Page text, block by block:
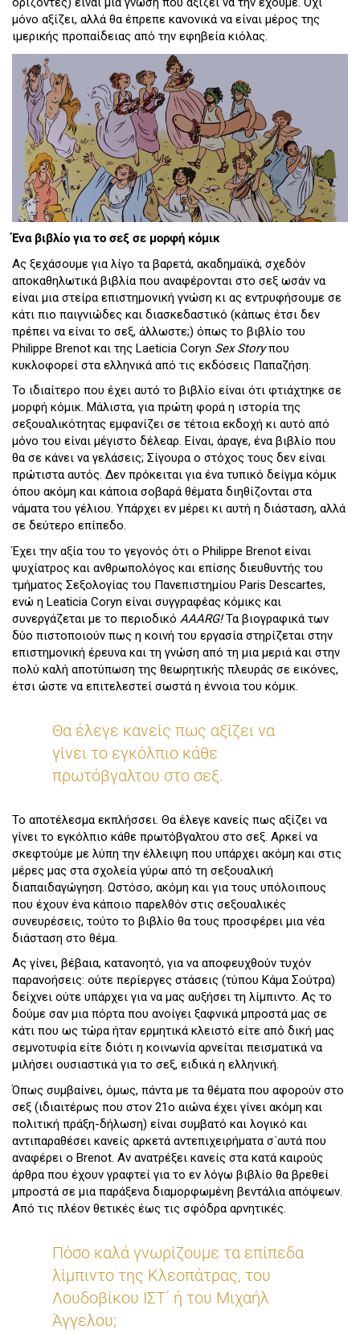
μόνο αξίζει, αλλά θα έπρεπε κανονικά να είναι μέρος της
ιμερικής προπαίδειας από την εφηβεία κιόλας.
Ένα βιβλίο για το σεξ σε μορφή κόμικ
Ας ξεχάσουμε για λίγο τα βαρετά, ακαδημαϊκά, σχεδόν
αποκαθηλωτικά βιβλία που αναφέρονται στο σεξ ωσάν να
είναι μια στείρα επιστημονική γνώση κι ας εντρυφήσουμε σε
κάτι πιο παιγνιώδες και διασκεδαστικό (κάπως έτσι δεν
πρέπει να είναι το σεξ, άλλωστε;) όπως το βιβλίο του
Philippe Brenot και της Laeticia Coryn Sex Storyπου
κυκλοφορεί στα ελληνικά από τις εκδόσεις Παπαζήση.
Το ιδιαίτερο που έχει αυτό το βιβλίο είναι ότι φτιάχτηκε σε
μορφή κόμικ. Μάλιστα, για πρώτη φορά η ιστορία της
σεξουαλικότητας εμφανίζει σε τέτοια εκδοχή κι αυτό από
μόνο του είναι μέγιστο δέλεαρ. Είναι, άραγε, ένα βιβλίο που
θα σε κάνει να γελάσεις; Σίγουρα ο στόχος τους δεν είναι
πρώτιστα αυτός. Δεν πρόκειται για ένα τυπικό δείγμα κόμικ
όπου ακόμη και κάποια σοβαρά θέματα διηθίζονται στα
νάματα του γέλιου. Υπάρχει εν μέρει κι αυτή η διάσταση, αλλά
σε δεύτερο επίπεδο.
Έχει την αξία του το γεγονός ότι ο Philippe Brenot είναι
ψυχίατρος και ανθρωπολόγος και επίσης διευθυντής του
τμήματος Σεξολογίας του Πανεπιστημίου Paris Descartes,
ενώ η Leaticia Coryn είναι συγγραφέας κόμικς και
συνεργάζεται με το περιοδικό AAARG!Τα βιογραφικά των
δύο πιστοποιούν πως η κοινή του εργασία στηρίζεται στην
επιστημονική έρευνα και τη γνώση από τη μια μεριά και στην
πολύ καλή αποτύπωση της θεωρητικής πλευράς σε εικόνες,
έτσι ώστε να επιτελεστεί σωστά η έννοια του κόμικ.
Θα έλεγε κανείς πως αξίζει να
γίνει το εγκόλπιο κάθε
πρωτόβγαλτου στο σεξ.
Το αποτέλεσμα εκπλήσσει. Θα έλεγε κανείς πως αξίζει να
γίνει το εγκόλπιο κάθε πρωτόβγαλτου στο σεξ. Αρκεί να
σκεφτούμε με λύπη την έλλειψη που υπάρχει ακόμη και στις
μέρες μας στα σχολεία γύρω από τη σεξουαλική
διαπαιδαγώγηση. Ωστόσο, ακόμη και για τους υπόλοιπους
που έχουν ένα κάποιο παρελθόν στις σεξουαλικές
συνευρέσεις, τούτο το βιβλίο θα τους προσφέρει μια νέα
διάσταση στο θέμα.
Ας γίνει, βέβαια, κατανοητό, για να αποφευχθούν τυχόν
παρανοήσεις: ούτε περίεργες στάσεις (τύπου Κάμα Σούτρα)
δείχνει ούτε υπάρχει για να μας αυξήσει τη λίμπιντο. Ας το
δούμε σαν μια πόρτα που ανοίγει ξαφνικά μπροστά μας σε
κάτι που ως τώρα ήταν ερμητικά κλειστό είτε από δική μας
σεμνοτυφία είτε διότι η κοινωνία αρνείται πεισματικά να
μιλήσει ουσιαστικά για το σεξ, ειδικά η ελληνική.
Όπως συμβαίνει, όμως, πάντα με τα θέματα που αφορούν στο
σεξ (ιδιαιτέρως που στον 21ο αιώνα έχει γίνει ακόμη και
πολιτική πράξη-δήλωση) είναι συμβατό και λογικό και
αντιπαραθέσει κανείς αρκετά αντεπιχειρήματα σ΄αυτά που
αναφέρει ο Brenot. Αν ανατρέξει κανείς στα κατά καιρούς
άρθρα που έχουν γραφτεί για το εν λόγω βιβλίο θα βρεθεί
μπροστά σε μια παράξενα διαμορφωμένη βεντάλια απόψεων.
Από τις πλέον θετικές έως τις σφόδρα αρνητικές.
Πόσο καλά γνωρίζουμε τα επίπεδα
λίμπιντο της Κλεοπάτρας, του
Λουδοβίκου ΙΣΤ΄ ή του Μιχαήλ
Άγγελου;